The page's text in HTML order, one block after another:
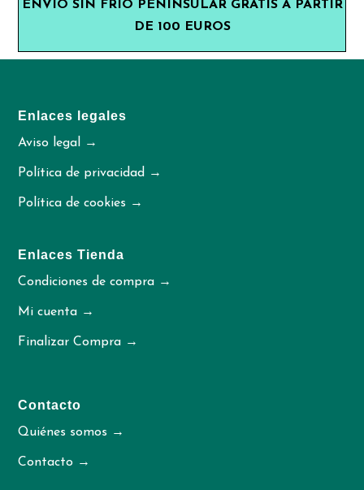
ENVÍO SIN FRÍO PENINSULAR GRÁTIS A PARTIR
DE 100 EUROS
Enlaces legales
Aviso legal →
Política de privacidad →
Política de cookies →
Enlaces Tienda
Condiciones de compra →
Mi cuenta →
Finalizar Compra →
Contacto
Quiénes somos →
Contacto →